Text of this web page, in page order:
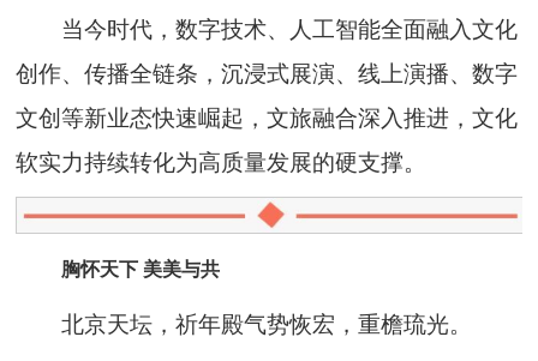
当今时代，数字技术、人工智能全面融入文化
创作、传播全链条，沉浸式展演、线上演播、数字
文创等新业态快速崛起，文旅融合深入推进，文化
软实力持续转化为高质量发展的硬支撑。
胸怀天下 美美与共
北京天坛，祈年殿气势恢宏，重檐琉光。